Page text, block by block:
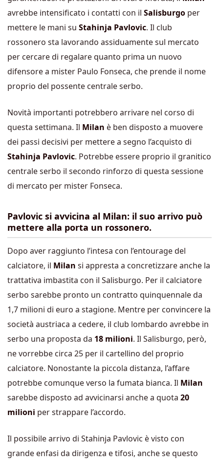
avrebbe intensificato i contatti con il Salisburgo per
mettere le mani su Stahinja Pavlovic. Il club
rossonero sta lavorando assiduamente sul mercato
per cercare di regalare quanto prima un nuovo
difensore a mister Paulo Fonseca, che prende il nome
proprio del possente centrale serbo.
Novità importanti potrebbero arrivare nel corso di
questa settimana. Il Milan è ben disposto a muovere
dei passi decisivi per mettere a segno l’acquisto di
Stahinja Pavlovic. Potrebbe essere proprio il granitico
centrale serbo il secondo rinforzo di questa sessione
di mercato per mister Fonseca.
Pavlovic si avvicina al Milan: il suo arrivo può
mettere alla porta un rossonero.
Dopo aver raggiunto l’intesa con l’entourage del
calciatore, il Milan si appresta a concretizzare anche la
trattativa imbastita con il Salisburgo. Per il calciatore
serbo sarebbe pronto un contratto quinquennale da
1,7 milioni di euro a stagione. Mentre per convincere la
società austriaca a cedere, il club lombardo avrebbe in
serbo una proposta da 18 milioni. Il Salisburgo, però,
ne vorrebbe circa 25 per il cartellino del proprio
calciatore. Nonostante la piccola distanza, l’affare
potrebbe comunque verso la fumata bianca. Il Milan
sarebbe disposto ad avvicinarsi anche a quota 20
milioni per strappare l’accordo.
Il possibile arrivo di Stahinja Pavlovic è visto con
grande enfasi da dirigenza e tifosi, anche se questo